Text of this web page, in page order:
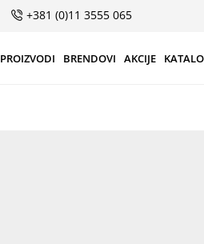
+381 (0)11 3555 065
PROIZVODI BRENDOVI AKCIJE